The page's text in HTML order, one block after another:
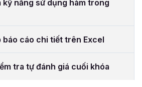
kỹ năng sử dụng hàm trong
báo cáo chi tiết trên Excel
tra tự đánh giá cuối khóa